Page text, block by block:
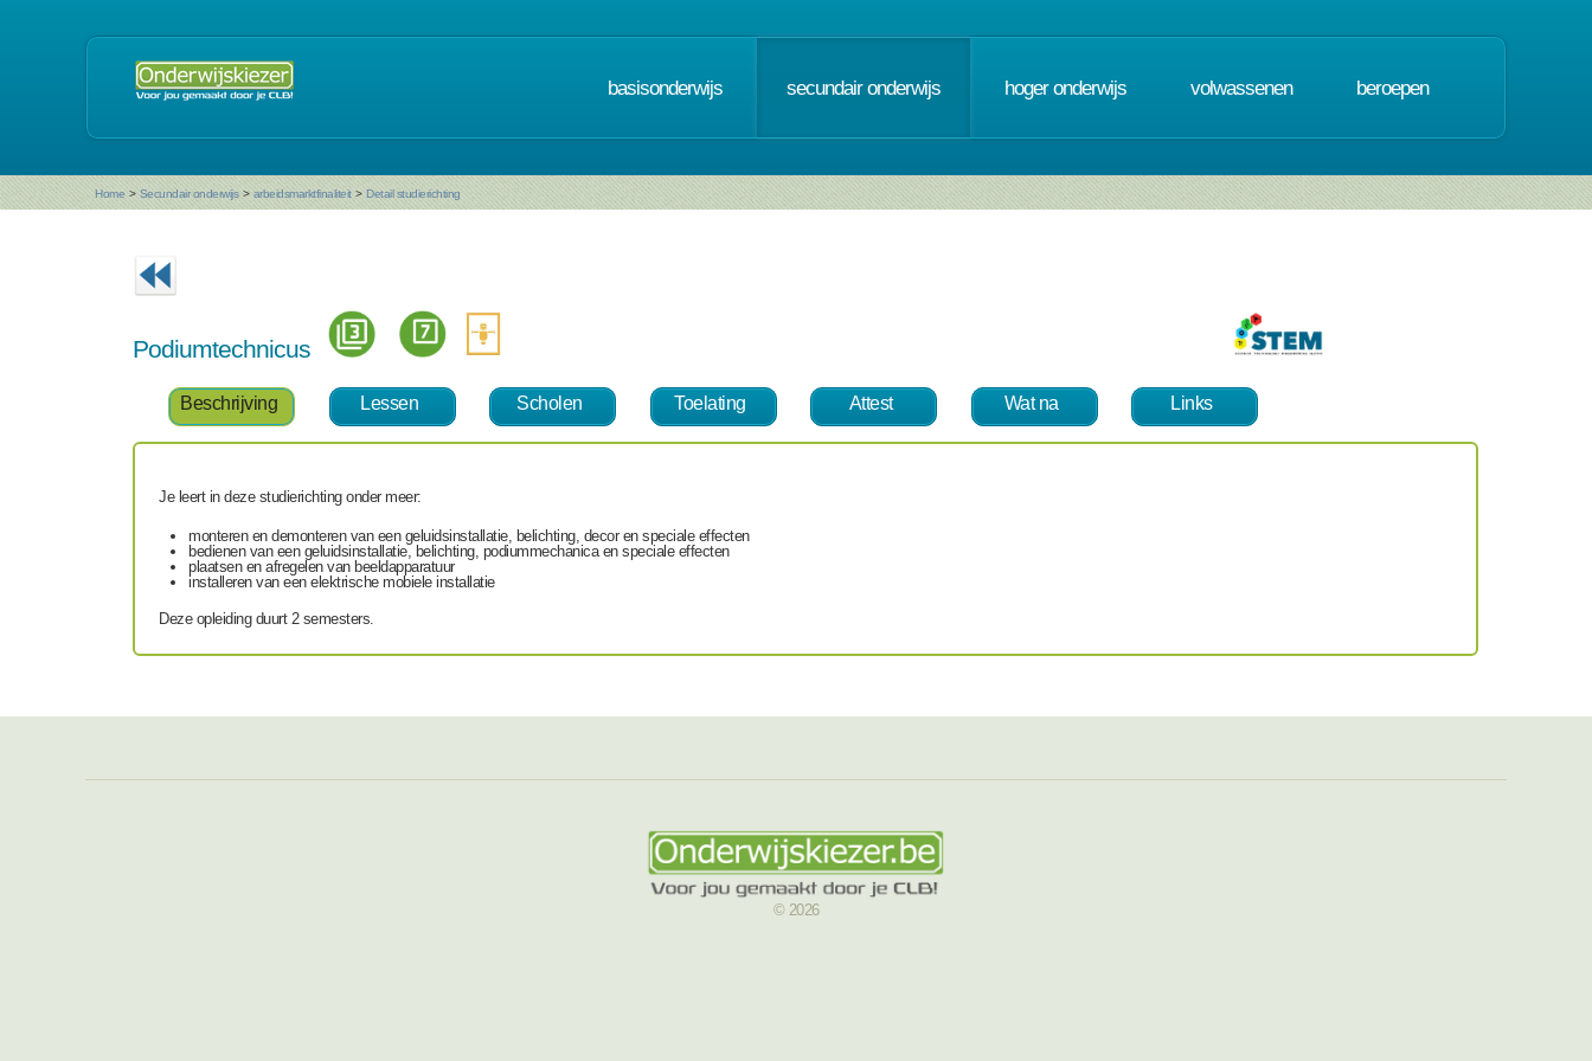
basisonderwijs secundair onderwijs hoger onderwijs volwassenen beroepen
Home > Secundair onderwijs > arbeidsmarktfinaliteit > Detail studierichting
Podiumtechnicus
Beschrijving Lessen Scholen Toelating Attest Wat na Links
Je leert in deze studierichting onder meer:
monteren en demonteren van een geluidsinstallatie, belichting, decor en speciale effecten
bedienen van een geluidsinstallatie, belichting, podiummechanica en speciale effecten
plaatsen en afregelen van beeldapparatuur
installeren van een elektrische mobiele installatie
Deze opleiding duurt 2 semesters.
© 2026